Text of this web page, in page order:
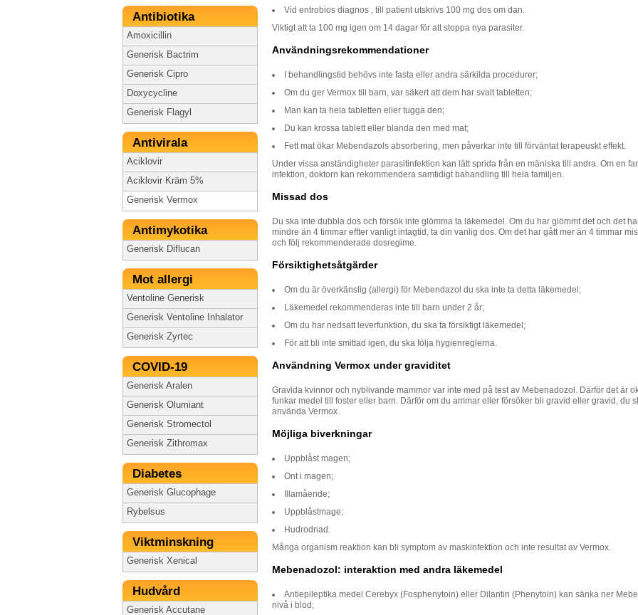
Antibiotika
Amoxicillin
Generisk Bactrim
Generisk Cipro
Doxycycline
Generisk Flagyl
Antivirala
Aciklovir
Aciklovir Kräm 5%
Generisk Vermox
Antimykotika
Generisk Diflucan
Mot allergi
Ventoline Generisk
Generisk Ventoline Inhalator
Generisk Zyrtec
COVID-19
Generisk Aralen
Generisk Olumiant
Generisk Stromectol
Generisk Zithromax
Diabetes
Generisk Glucophage
Rybelsus
Viktminskning
Generisk Xenical
Hudvård
Generisk Accutane
Vid entrobios diagnos , till patient utskrivs 100 mg dos om dan.
Viktigt att ta 100 mg igen om 14 dagar för att stoppa nya parasiter.
Användningsrekommendationer
I behandlingstid behövs inte fasta eller andra särkilda procedurer;
Om du ger Vermox till barn, var säkert att dem har svalt tabletten;
Man kan ta hela tabletten eller tugga den;
Du kan krossa tablett eller blanda den med mat;
Fett mat ökar Mebendazols absorbering, men påverkar inte till förväntat terapeuskt effekt.
Under vissa anständigheter parasitinfektion kan lätt sprida från en mäniska till andra. Om en
infektion, doktorn kan rekommendera samtidigt bahandling till hela familjen.
Missad dos
Du ska inte dubbla dos och försök inte glömma ta läkemedel. Om du har glömmt det och det
mindre än 4 timmar effter vanligt intagtid, ta din vanlig dos. Om det har gått mer än 4 timmar
och följ rekommenderade dosregime.
Försiktighetsåtgärder
Om du är överkänslig (allergi) för Mebendazol du ska inte ta detta läkemedel;
Läkemedel rekommenderas inte till barn under 2 år;
Om du har nedsatt leverfunktion, du ska ta försiktigt läkemedel;
För att bli inte smittad igen, du ska följa hygienreglerna.
Användning Vermox under graviditet
Gravida kvinnor och nyblivande mammor var inte med på test av Mebenadozol. Därför det är
funkar medel till foster eller barn. Därför om du ammar eller försöker bli gravid eller gravid, du
använda Vermox.
Möjliga biverkningar
Uppblåst magen;
Ont i magen;
Illamående;
Uppblåstmage;
Hudrodnad.
Många organism reaktion kan bli symptom av maskinfektion och inte resultat av Vermox.
Mebenadozol: interaktion med andra läkemedel
Antiepileptika medel Cerebyx (Fosphenytoin) eller Dilantin (Phenytoin) kan sänka ner
nivå i blod;